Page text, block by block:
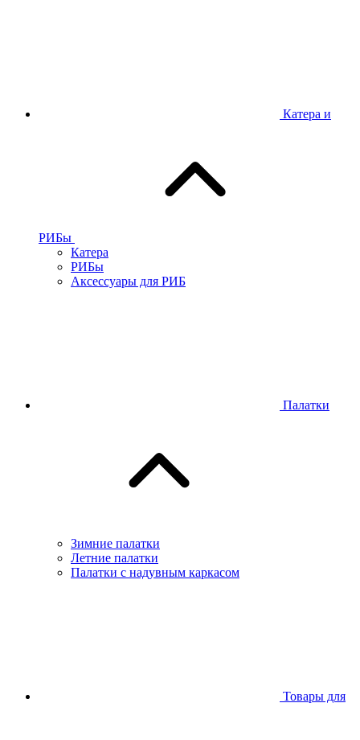
Катера и
РИБы
Катера
РИБы
Аксессуары для РИБ
Палатки
Зимние палатки
Летние палатки
Палатки с надувным каркасом
Товары для